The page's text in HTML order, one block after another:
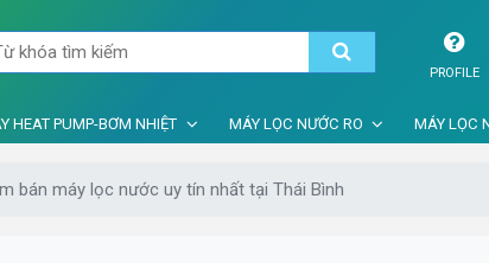
PROFILE
HEAT PUMP-BƠM NHIỆT MÁY LỌC NƯỚC RO MÁY LỌC
bán máy lọc nước uy tín nhất tại Thái Bình